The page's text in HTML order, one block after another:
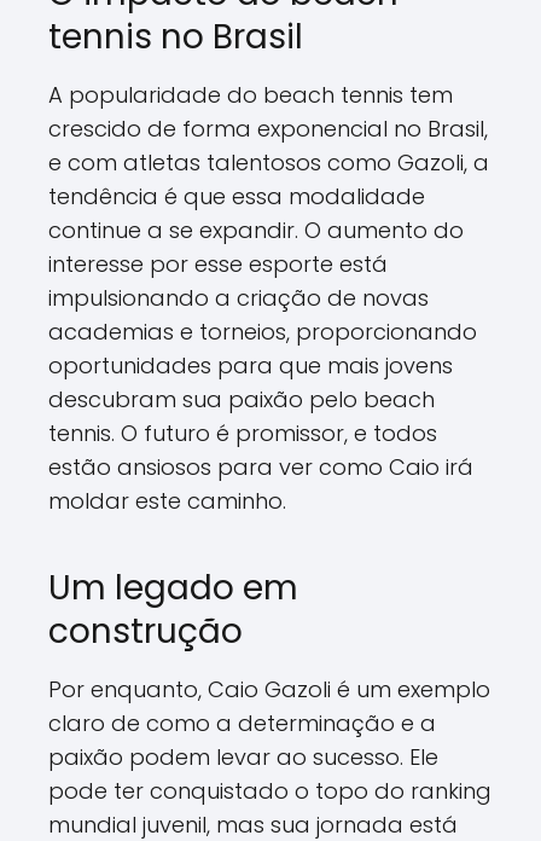
tennis no Brasil
A popularidade do beach tennis tem
crescido de forma exponencial no Brasil,
e com atletas talentosos como Gazoli, a
tendência é que essa modalidade
continue a se expandir. O aumento do
interesse por esse esporte está
impulsionando a criação de novas
academias e torneios, proporcionando
oportunidades para que mais jovens
descubram sua paixão pelo beach
tennis. O futuro é promissor, e todos
estão ansiosos para ver como Caio irá
moldar este caminho.
Um legado em
construção
Por enquanto, Caio Gazoli é um exemplo
claro de como a determinação e a
paixão podem levar ao sucesso. Ele
pode ter conquistado o topo do ranking
mundial juvenil, mas sua jornada está